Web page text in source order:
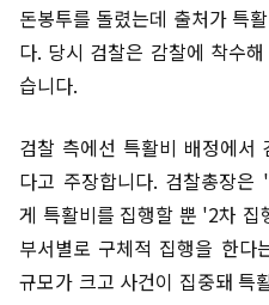
돈봉투를 돌렸는데 출처가 특
다. 당시 검찰은 감찰에 착수
습니다.
검찰 측에선 특활비 배정에서
다고 주장합니다. 검찰총장
게 특활비를 집행할 뿐 '2차
부서별로 구체적 집행을 한다
규모가 크고 사건이 집중돼 특